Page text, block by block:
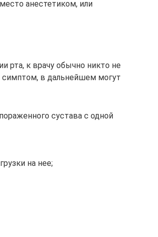
анестетиком, или
рта, к врачу обычно никто не
симптом, в дальнейшем могут
сустава с одной
на нее;